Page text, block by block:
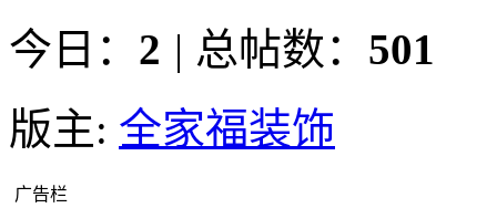
今日： 2 | 总帖数： 501
版主: 全家福装饰
广告栏